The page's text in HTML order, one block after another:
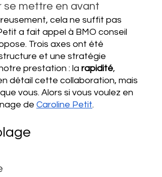
se mettre en avant
cela ne suffit pas
a fait appel à BMO conseil
Trois axes ont été
et une stratégie
prestation : la rapidité,
détail cette collaboration, mais
vous. Alors si vous voulez en
de Caroline Petit.